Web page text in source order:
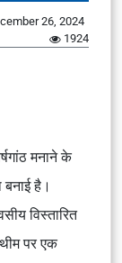
26, 2024
1924
मनाने के
बनाई है।
विस्तारित
थीम पर एक